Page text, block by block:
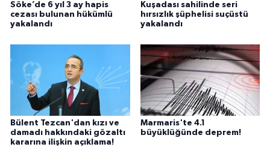
Söke’de 6 yıl 3 ay hapis
cezası bulunan hükümlü
yakalandı
Kuşadası sahilinde seri
hırsızlık şüphelisi suçüstü
yakalandı
Bülent Tezcan'dan kızı ve
damadı hakkındaki gözaltı
kararına ilişkin açıklama!
Marmaris'te 4.1
büyüklüğünde deprem!